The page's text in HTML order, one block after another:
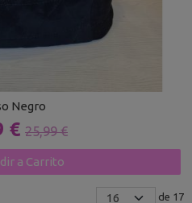
Negro
€ 25,99 €
a Carrito
de 17